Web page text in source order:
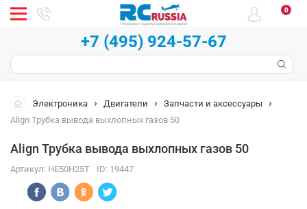
0
+7 (495) 924-57-67
Электроника Двигатели
Запчасти и аксессуары
Align Трубка вывода выхлопных газов 50
Align Трубка вывода выхлопных газов 50
Артикул: HE50H25T ID: 19447